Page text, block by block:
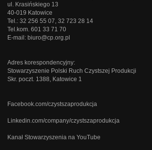
ul. Krasińskiego 13
40-019 Katowice
Tel.: 32 256 55 07, 32 723 28 14
Tel.kom. 601 33 71 70
E-mail: biuro@cp.org.pl
Adres korespondencyjny:
Stowarzyszenie Polski Ruch Czystszej Produkcji
Skr. poczt. 1388, Katowice 1
Facebook.com/czystszaprodukcja
Linkedin.com/company/czystszaprodukcja
Kanał Stowarzyszenia na YouTube